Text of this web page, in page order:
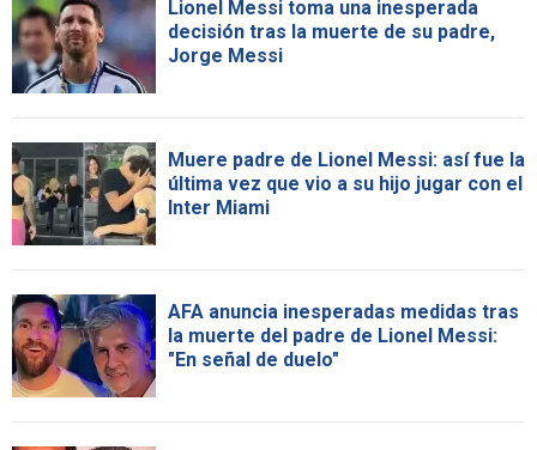
Lionel Messi toma una inesperada
decisión tras la muerte de su padre,
Jorge Messi
Muere padre de Lionel Messi: así fue la
última vez que vio a su hijo jugar con el
Inter Miami
AFA anuncia inesperadas medidas tras
la muerte del padre de Lionel Messi:
"En señal de duelo"